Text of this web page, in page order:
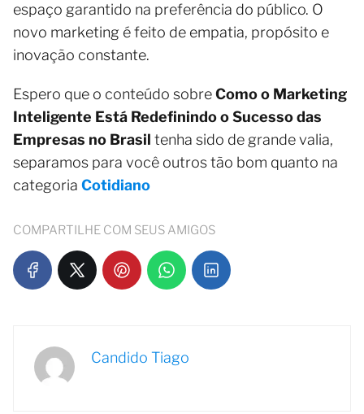
espaço garantido na preferência do público. O
novo marketing é feito de empatia, propósito e
inovação constante.
Espero que o conteúdo sobreComo o Marketing
Inteligente Está Redefinindo o Sucesso das
Empresas no Brasil tenha sido de grande valia,
separamos para você outros tão bom quanto na
categoria Cotidiano
COMPARTILHE COM SEUS AMIGOS
Candido Tiago